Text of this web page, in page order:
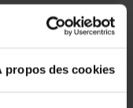
propos des cookies
bancaire ou par